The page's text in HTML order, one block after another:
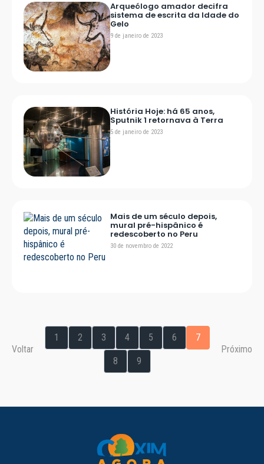
Arqueólogo amador decifra
sistema de escrita da Idade do
Gelo
9 de janeiro de 2023
História Hoje: há 65 anos,
Sputnik 1 retornava à Terra
5 de janeiro de 2023
Mais de um século depois,
mural pré-hispânico é
redescoberto no Peru
30 de novembro de 2022
Voltar
1 2 3 4 5 6 7
8 9
Próximo